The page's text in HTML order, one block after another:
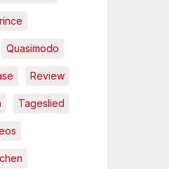
Quasimodo
Review
Tageslied